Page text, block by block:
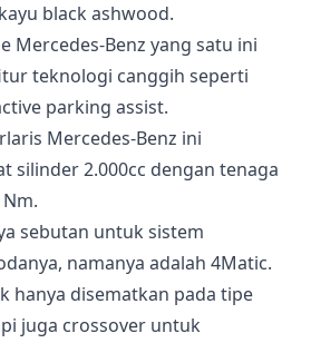
black ashwood.
Mercedes-Benz yang satu ini
teknologi canggih seperti
parking assist.
Mercedes-Benz ini
silinder 2.000cc dengan tenaga
sebutan untuk sistem
namanya adalah 4Matic.
hanya disematkan pada tipe
juga crossover untuk